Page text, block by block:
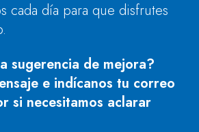
cada día para que disfrutes
sugerencia de mejora?
e indícanos tu correo
si necesitamos aclarar